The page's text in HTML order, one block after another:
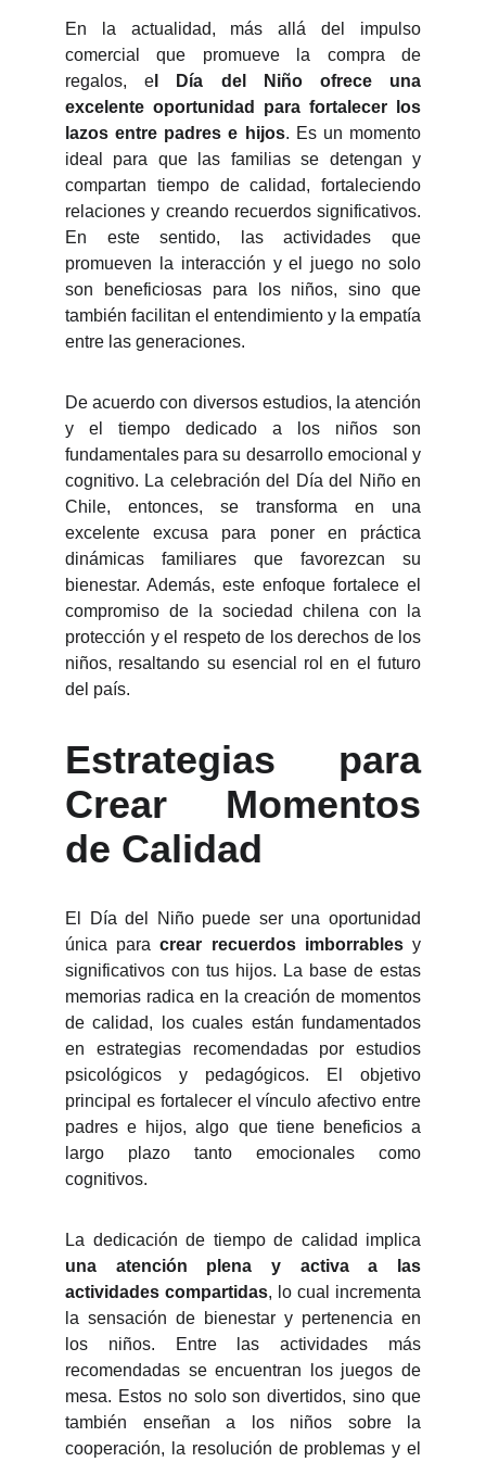
En la actualidad, más allá del impulso
comercial que promueve la compra de
regalos, e l Día del Niño ofrece una
excelente oportunidad para fortalecer los
lazos entre padres e hijos. Es un momento
ideal para que las familias se detengan y
compartan tiempo de calidad, fortaleciendo
relaciones y creando recuerdos significativos.
En este sentido, las actividades que
promueven la interacción y el juego no solo
son beneficiosas para los niños, sino que
también facilitan el entendimiento y la empatía
entre las generaciones.
De acuerdo con diversos estudios, la atención
y el tiempo dedicado a los niños son
fundamentales para su desarrollo emocional y
cognitivo. La celebración del Día del Niño en
Chile, entonces, se transforma en una
excelente excusa para poner en práctica
dinámicas familiares que favorezcan su
bienestar. Además, este enfoque fortalece el
compromiso de la sociedad chilena con la
protección y el respeto de los derechos de los
niños, resaltando su esencial rol en el futuro
del país.
Estrategias para
Crear Momentos
de Calidad
El Día del Niño puede ser una oportunidad
única paracrear recuerdos imborrablesy
significativos con tus hijos. La base de estas
memorias radica en la creación de momentos
de calidad, los cuales están fundamentados
en estrategias recomendadas por estudios
psicológicos y pedagógicos. El objetivo
principal es fortalecer el vínculo afectivo entre
padres e hijos, algo que tiene beneficios a
largo plazo tanto emocionales como
cognitivos.
La dedicación de tiempo de calidad implica
una atención plena y activa a las
actividades compartidas, lo cual incrementa
la sensación de bienestar y pertenencia en
los niños. Entre las actividades más
recomendadas se encuentran los juegos de
mesa. Estos no solo son divertidos, sino que
también enseñan a los niños sobre la
cooperación, la resolución de problemas y el